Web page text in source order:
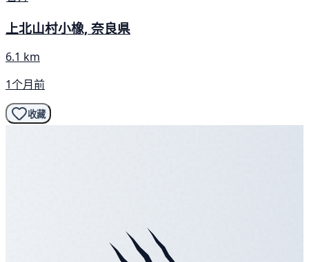
上北山村小橡, 奈良県
6.1 km
1个月前
收藏